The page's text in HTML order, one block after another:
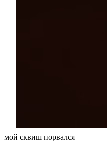
мой сквиш порвался